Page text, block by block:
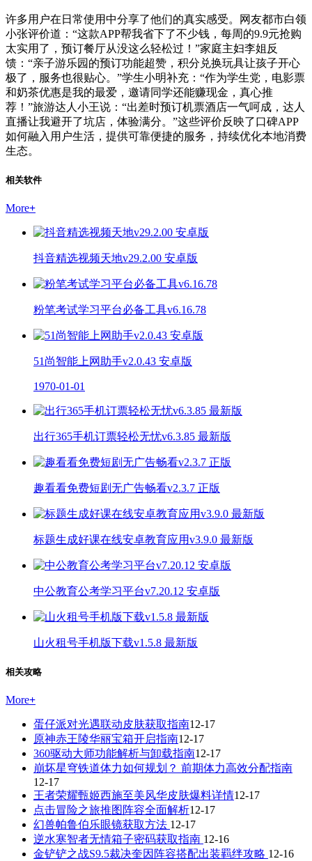
许多用户在日常使用中分享了他们的真实感受。网友都市白领
小张评价道：“这款APP帮我省下了不少钱，每周的9.9元抢购
太实用了，预订餐厅从没这么轻松过！”家庭主妇李姐反
馈：“亲子游乐园的预订功能超赞，积分兑换玩具让孩子开心
极了，服务也很贴心。”学生小明补充：“作为学生党，电影票
和奶茶优惠是我的最爱，邀请同学还能赚现金，真心推
荐！”旅游达人小王说：“出差时预订机票酒店一气呵成，达人
直播让我避开了坑店，体验满分。”这些评价反映了口碑APP
如何融入用户生活，提供可靠便捷的服务，持续优化本地消费
生态。
相关软件
More+
抖音精选视频天地v29.2.00 安卓版
粉笔考试学习平台必备工具v6.16.78
51尚智能上网助手v2.0.43 安卓版
1970-01-01
出行365手机订票轻松无忧v6.3.85 最新版
趣看看免费短剧无广告畅看v2.3.7 正版
标题生成好课在线安卓教育应用v3.9.0 最新版
中公教育公考学习平台v7.20.12 安卓版
山火租号手机版下载v1.5.8 最新版
相关攻略
More+
蛋仔派对光遇联动皮肤获取指南12-17
原神赤王陵华丽宝箱开启指南12-17
360驱动大师功能解析与卸载指南12-17
崩坏星穹铁道体力如何规划？ 前期体力高效分配指南
12-17
王者荣耀甄姬西施至美风华皮肤爆料详情12-17
点击冒险之旅推图阵容全面解析12-17
幻兽帕鲁伯乐眼镜获取方法 12-17
逆水寒智者无情箱子密码获取指南 12-16
金铲铲之战S9.5裁决奎因阵容搭配出装羁绊攻略 12-16